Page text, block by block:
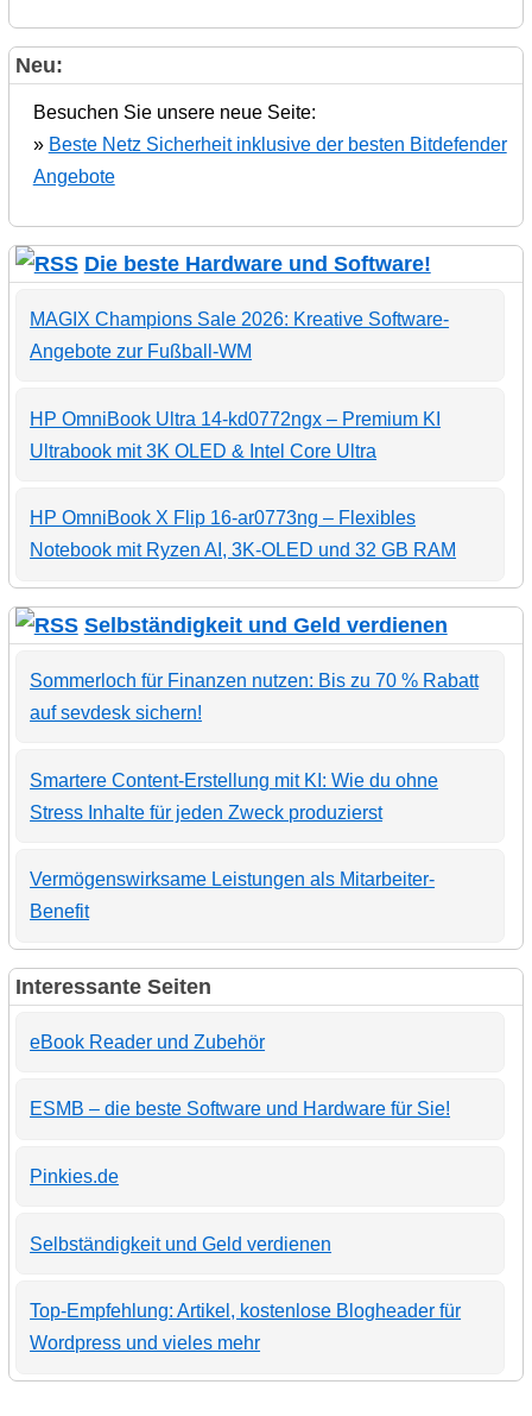
Neu:
Besuchen Sie unsere neue Seite:
» Beste Netz Sicherheit inklusive der besten Bitdefender
Angebote
Die beste Hardware und Software!
MAGIX Champions Sale 2026: Kreative Software-
Angebote zur Fußball-WM
HP OmniBook Ultra 14-kd0772ngx – Premium KI
Ultrabook mit 3K OLED & Intel Core Ultra
HP OmniBook X Flip 16-ar0773ng – Flexibles
Notebook mit Ryzen AI, 3K-OLED und 32 GB RAM
Selbständigkeit und Geld verdienen
Sommerloch für Finanzen nutzen: Bis zu 70 % Rabatt
auf sevdesk sichern!
Smartere Content-Erstellung mit KI: Wie du ohne
Stress Inhalte für jeden Zweck produzierst
Vermögenswirksame Leistungen als Mitarbeiter-
Benefit
Interessante Seiten
eBook Reader und Zubehör
ESMB – die beste Software und Hardware für Sie!
Pinkies.de
Selbständigkeit und Geld verdienen
Top-Empfehlung: Artikel, kostenlose Blogheader für
Wordpress und vieles mehr